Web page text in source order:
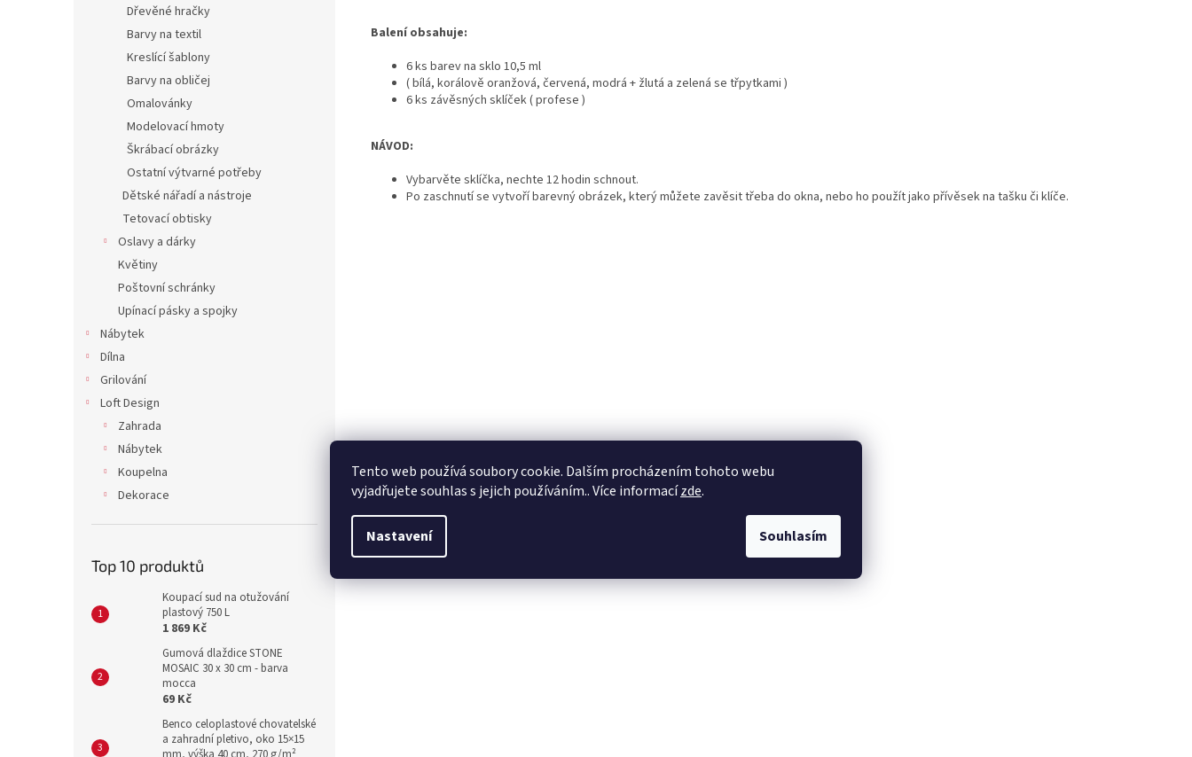
Tento web používá soubory cookie. Dalším procházením tohoto webu
vyjadřujete souhlas s jejich používáním.. Více informacízde.
Nastavení Souhlasím
Dřevěné hračky
Barvy na textil
Kreslící šablony
Barvy na obličej
Omalovánky
Modelovací hmoty
Škrábací obrázky
Ostatní výtvarné potřeby
Dětské nářadí a nástroje
Tetovací obtisky
Oslavy a dárky
Květiny
Poštovní schránky
Upínací pásky a spojky
Nábytek
Dílna
Grilování
Loft Design
Zahrada
Nábytek
Koupelna
Dekorace
Top 10 produktů
Koupací sud na otužování
plastový 750 L
1 869 Kč
Gumová dlaždice STONE
MOSAIC 30 x 30 cm - barva
mocca
69 Kč
Benco celoplastové chovatelské
a zahradní pletivo, oko 15×15
Balení obsahuje:
6 ks barev na sklo 10,5 ml
( bílá, korálově oranžová, červená, modrá + žlutá a zelená se třpytkami )
6 ks závěsných sklíček ( profese )
NÁVOD:
Vybarvěte sklíčka, nechte 12 hodin schnout.
Po zaschnutí se vytvoří barevný obrázek, který můžete zavěsit třeba do okna, nebo ho použít jako přívěsek na tašku či klíče.